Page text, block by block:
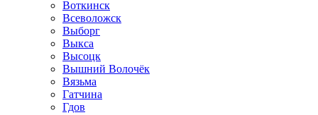
Воткинск
Всеволожск
Выборг
Выкса
Высоцк
Вышний Волочёк
Вязьма
Гатчина
Гдов